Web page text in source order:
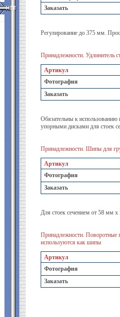
Заказать
Регулирование до 375 мм.
Принадлежности. Удлинитель
Артикул
Фотография
Заказать
Обязательны к
упорными дисками для стоек
Принадлежности. Шипы для
Артикул
Фотография
Заказать
Для стоек сечением от 58
Принадлежности. Поворотные
используются как шипы
Артикул
Фотография
Заказать